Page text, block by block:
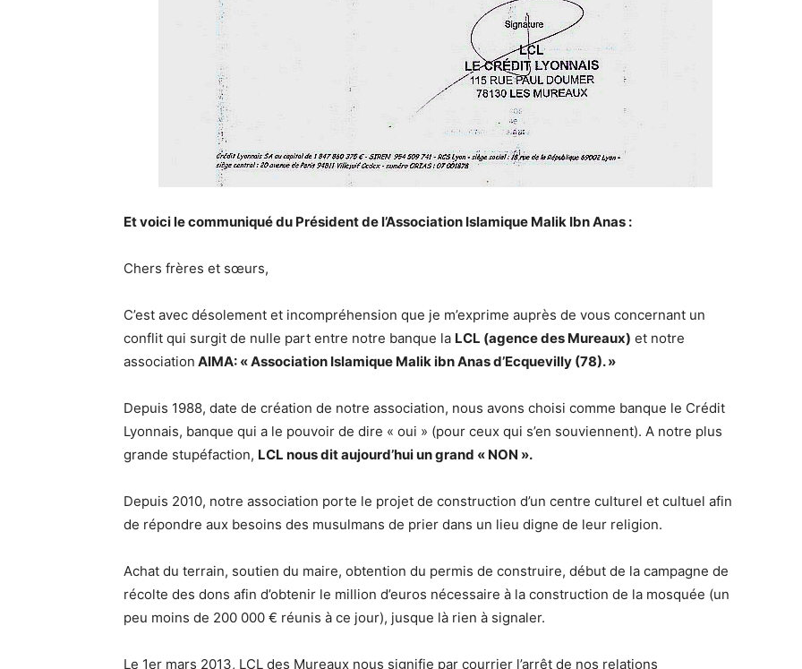
Et voici le communiqué du Président de l’Association Islamique Malik Ibn Anas :
Chers frères et sœurs,
C’est avec désolement et incompréhension que je m’exprime auprès de vous concernant un
conflit qui surgit de nulle part entre notre banque la LCL (agence des Mureaux) et notre
association AIMA: « Association Islamique Malik ibn Anas d’Ecquevilly (78). »
Depuis 1988, date de création de notre association, nous avons choisi comme banque le Crédit
Lyonnais, banque qui a le pouvoir de dire « oui » (pour ceux qui s’en souviennent). A notre plus
grande stupéfaction, LCL nous dit aujourd’hui un grand « NON ».
Depuis 2010, notre association porte le projet de construction d’un centre culturel et cultuel afin
de répondre aux besoins des musulmans de prier dans un lieu digne de leur religion.
Achat du terrain, soutien du maire, obtention du permis de construire, début de la campagne de
récolte des dons afin d’obtenir le million d’euros nécessaire à la construction de la mosquée (un
peu moins de 200 000 € réunis à ce jour), jusque là rien à signaler.
Le 1er mars 2013, LCL des Mureaux nous signifie par courrier l’arrêt de nos relations